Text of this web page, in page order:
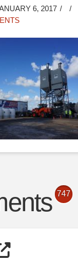
6, 2017
747